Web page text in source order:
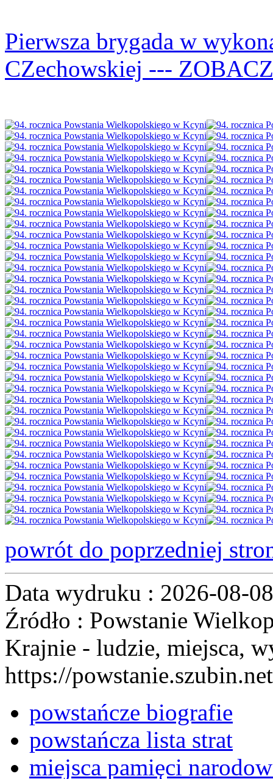
Pierwsza brygada w
CZechowskiej ---
powrót do poprzedniej
Data wydruku : 2026-08-08
Źródło : Powstanie
Krajnie - ludzie, miejsca,
https://powstanie.szubin.net
powstańcze biografie
powstańcza lista strat
miejsca pamięci